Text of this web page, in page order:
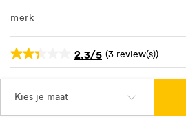
merk
2.3/5 (3 review(s))
Kies je maat